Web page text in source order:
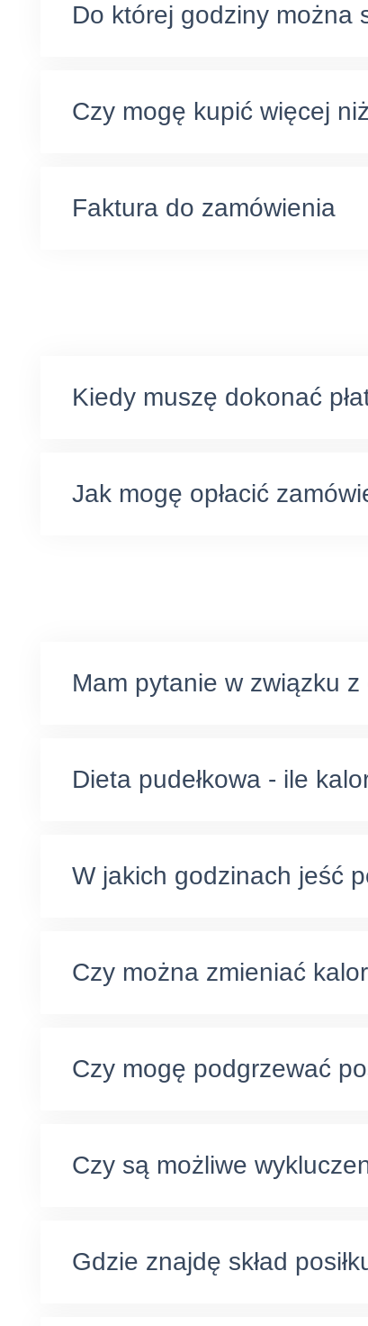
Do której godziny można
Czy mogę kupić więcej
Faktura do zamówienia
Kiedy muszę dokonać
Jak mogę opłacić
Mam pytanie w związku
Dieta pudełkowa - ile
W jakich godzinach jeść
Czy można zmieniać
Czy mogę podgrzewać
Czy są możliwe
Gdzie znajdę skład